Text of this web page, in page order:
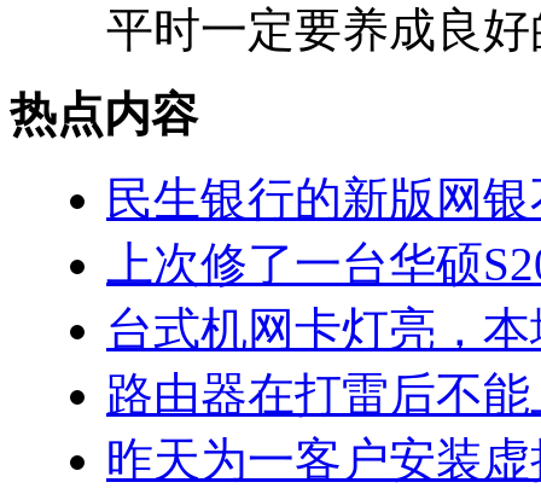
平时一定要养成良
热点内容
民生银行的新版网
上次修了一台华硕
台式机网卡灯亮，
路由器在打雷后不
昨天为一客户安装